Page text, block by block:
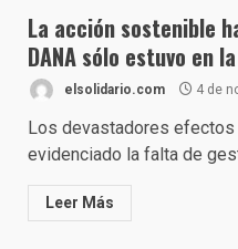
La acción sostenible
DANA sólo estuvo en
elsolidario.com 4 de
Los devastadores efectos
evidenciado la falta de
Leer Más